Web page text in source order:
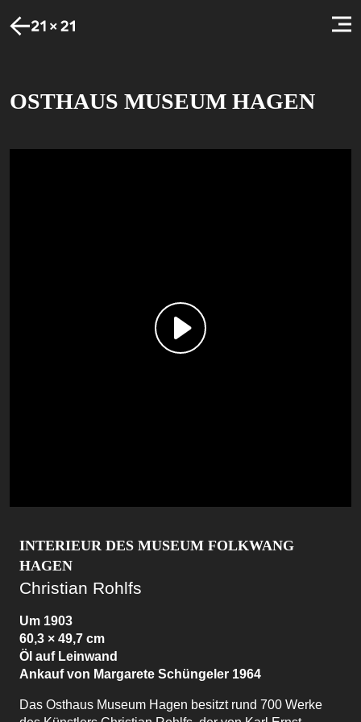
OSTHAUS MUSEUM HAGEN
INTERIEUR DES MUSEUM FOLKWANG
HAGEN
Christian Rohlfs
Um 1903
60,3 × 49,7 cm
Öl auf Leinwand
Ankauf von Margarete Schüngeler 1964
Das Osthaus Museum Hagen besitzt rund 700 Werke